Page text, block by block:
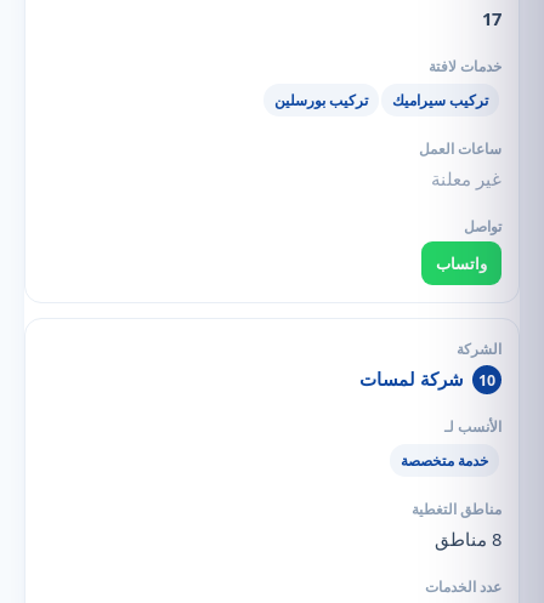
17
تركيب سيراميك تركيب بورسلين
غير معلنة
واتساب
10 شركة لمسات
خدمة متخصصة
8 مناطق